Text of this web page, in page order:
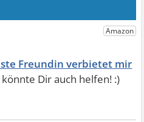
Freundin verbietet mir